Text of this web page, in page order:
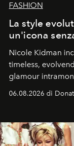
FASHION
La style
un'icona
Nicole Kidman
timeless,
glamour
Italia la sua style
06.08.2026 di